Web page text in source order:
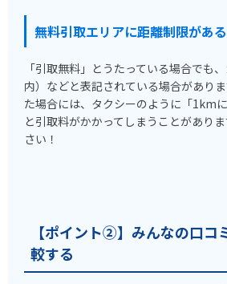
無料引取エリアに距離制限があ
「引取無料」とうたっている場合でも
内）などと表記されている場合があり
た場合には、タクシーのように「1km
と引取料がかかってしまうことがあり
さい！
【ポイント②】みんなの口コ
較する